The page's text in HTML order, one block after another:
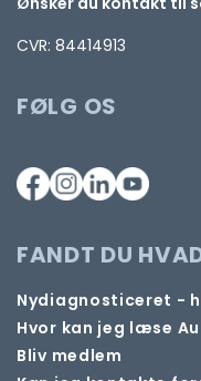
CVR: 84414913
FØLG OS
FANDT DU
Nydiagnosticeret -
Hvor kan jeg læse
Bliv medlem